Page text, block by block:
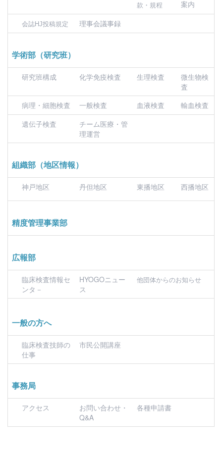
款・規程
案内
会誌HJ投稿規定 理事会議事録
学術部（研究班）
研究班構成 化学免疫検査 生理検査
微生物検
査
病理・細胞検査
一般検査 血液検査
輸血検査
遺伝子検査
チーム医療・管
理運営
組織部（地区情報）
神戸地区 丹但地区 東播地区 西播地区
精度管理事業部
広報部
臨床検査情報セ
ンタ－
HYOGOニュー
ス
他団体からのお知らせ
一般の方へ
臨床検査技師の
仕事
市民公開講座
事務局
アクセス
お問い合わせ・
Q&A
各種申請書